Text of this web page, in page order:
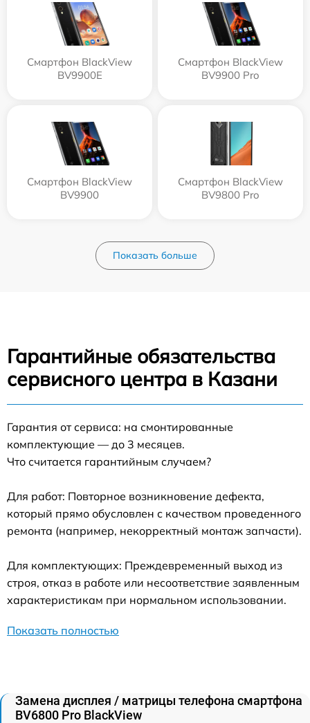
Смартфон BlackView
BV9900E
Смартфон BlackView
BV9900 Pro
Смартфон BlackView
BV9900
Смартфон BlackView
BV9800 Pro
Показать больше
Гарантийные обязательства
сервисного центра в Казани
Гарантия от сервиса: на смонтированные
комплектующие — до 3 месяцев.
Что считается гарантийным случаем?
Для работ: Повторное возникновение дефекта,
который прямо обусловлен с качеством проведенного
ремонта (например, некорректный монтаж запчасти).
Для комплектующих: Преждевременный выход из
строя, отказ в работе или несоответствие заявленным
характеристикам при нормальном использовании.
Показать полностью
Замена дисплея / матрицы телефона смартфона
BV6800 Pro BlackView